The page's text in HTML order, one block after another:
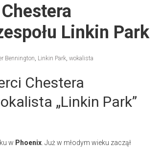
Linkin Park
Bennington Linkin Park wokalista
Chestera
„Linkin Park”
w Phoenix . Już w młodym wieku zaczął